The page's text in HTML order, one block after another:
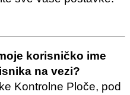
korisničko ime
na vezi?
Kontrolne Ploče, pod